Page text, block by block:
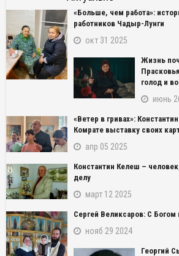
«Больше, чем работа»:
работников Чадыр-Лунги
окт 31 2025
Жизнь
голод и
июнь
«Ветер в гривах»:
Комрате выставку своих
апр 05 2025
Константин Келеш –
делу
март 12 2025
Сергей Великсаров: С Богом
нояб 29 2024
Георгий